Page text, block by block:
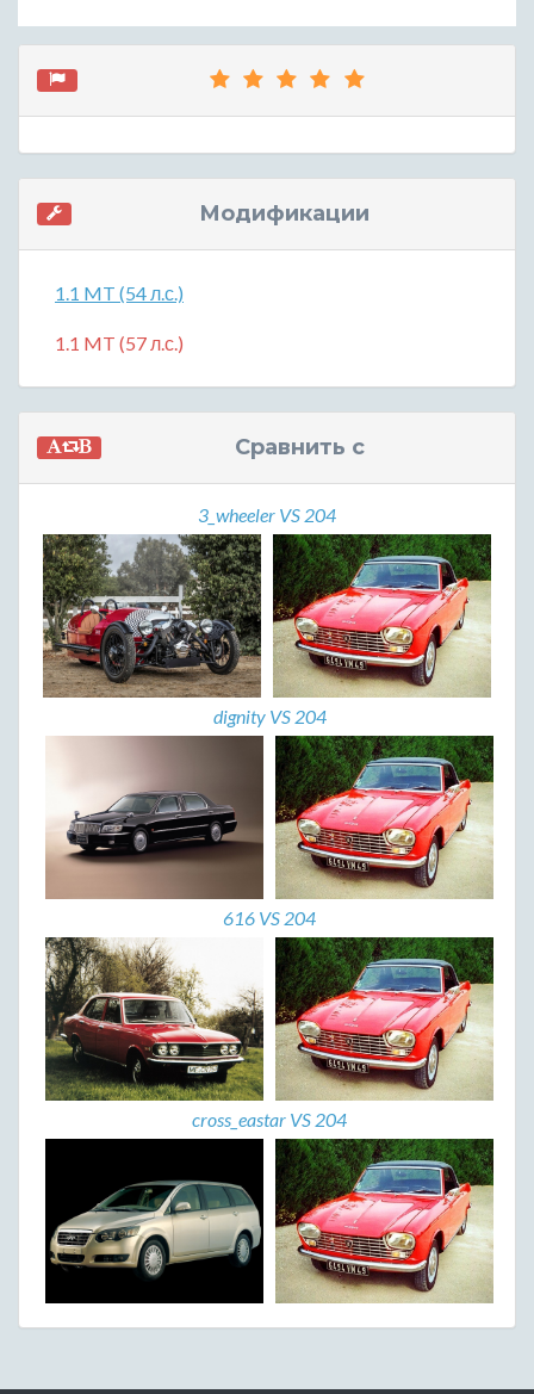
Модификации
1.1 MT (54 л.с.)
1.1 MT (57 л.с.)
Сравнить с
3_wheeler VS 204
dignity VS 204
616 VS 204
cross_eastar VS 204